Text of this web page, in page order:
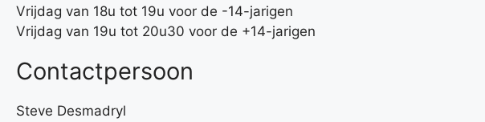
Vrijdag van 18u tot 19u voor de -14-jarigen
Vrijdag van 19u tot 20u30 voor de +14-jarigen
Contactpersoon
Steve Desmadryl